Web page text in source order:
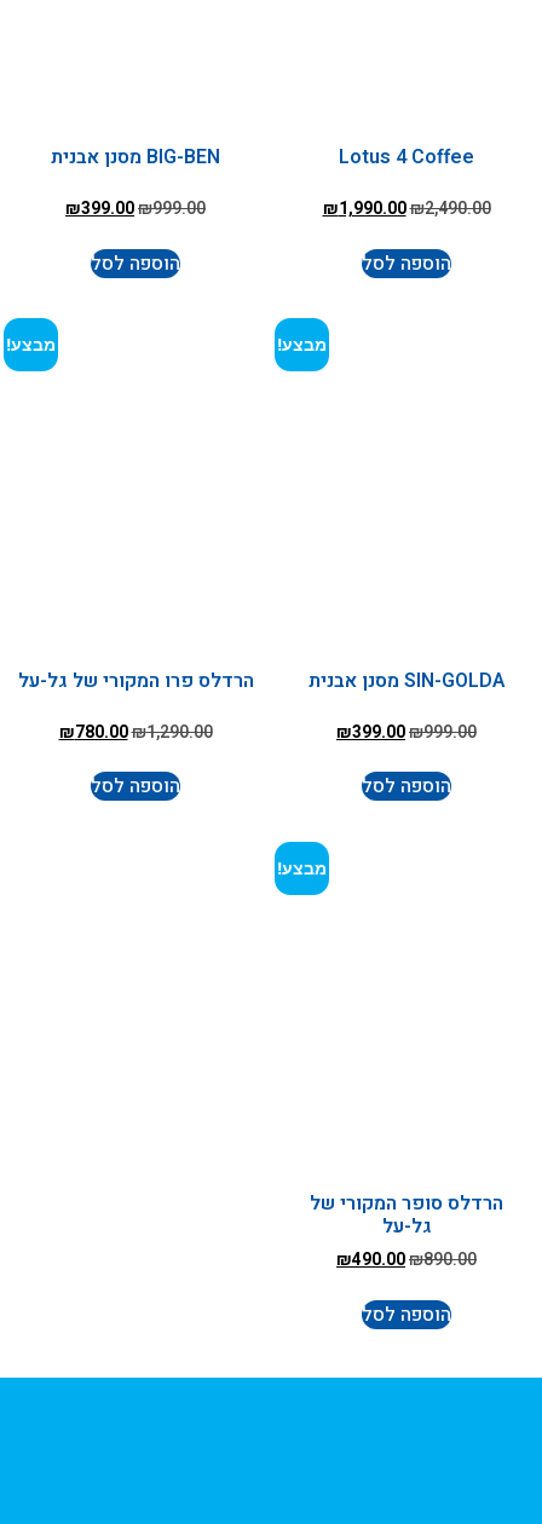
Lotus 4 Coffee
₪2,490.00
₪1,990.00
הוספה לסל
BIG-BEN מסנן אבנית
₪999.00
₪399.00
הוספה לסל
מבצע!
SIN-GOLDA מסנן אבנית
₪999.00
₪399.00
הוספה לסל
מבצע!
הרדלס פרו המקורי של גל-על
₪1,290.00
₪780.00
הוספה לסל
מבצע!
הרדלס סופר המקורי של
גל-על
₪890.00
₪490.00
הוספה לסל